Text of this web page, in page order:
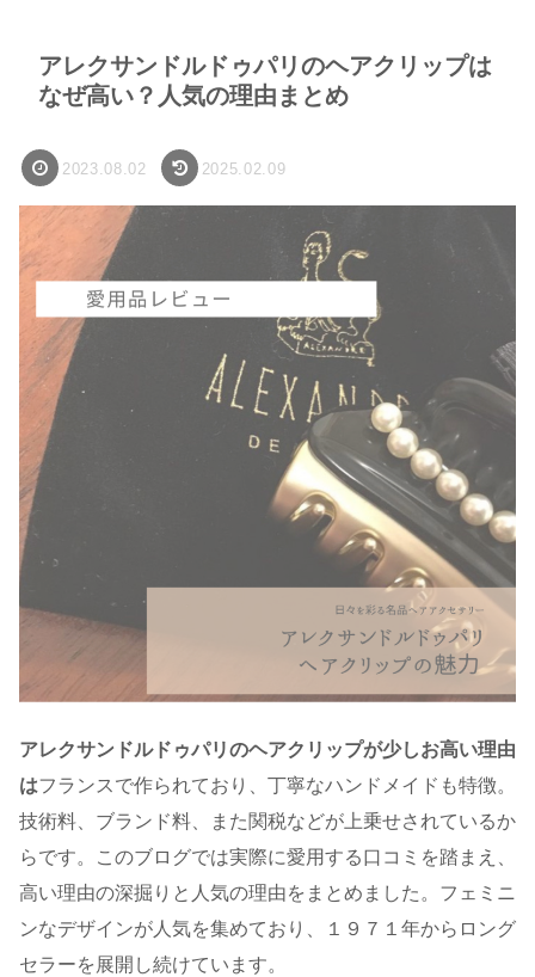
アレクサンドルドゥパリのヘアクリップは
なぜ高い？人気の理由まとめ
2023.08.02 2025.02.09
アレクサンドルドゥパリのヘアクリップが少しお高い理由
はフランスで作られており、丁寧なハンドメイドも特徴。
技術料、ブランド料、また関税などが上乗せされているか
らです。このブログでは実際に愛用する口コミを踏まえ、
高い理由の深掘りと人気の理由をまとめました。フェミニ
ンなデザインが人気を集めており、１９７１年からロング
セラーを展開し続けています。